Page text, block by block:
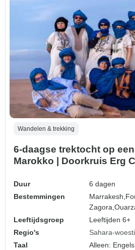
Wandelen & trekking
6-daagse trektocht op
Marokko | Doorkruis Erg
Duur
6 dagen
Bestemmingen
Marrakesh,
Zagora,
Leeftijdsgroep
Leeftijden 6+
Regio's
Sahara-
Taal
Alleen: